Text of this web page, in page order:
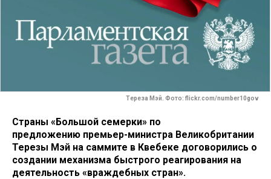
Тереза Мэй. Фото: flickr.com/number10gov
Страны «Большой семерки» по
предложению премьер-министра Великобритании
Терезы Мэй на саммите в Квебеке договорились о
создании механизма быстрого реагирования на
деятельность «враждебных стран».